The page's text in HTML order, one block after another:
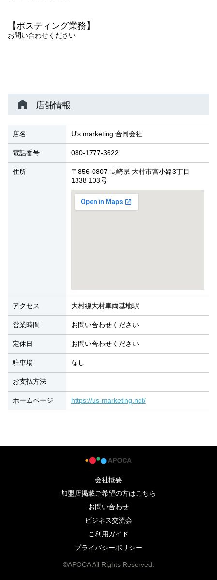
【ポスティング業務】
お問い合わせください
店舗情報
店名 U's marketing 合同会社
電話番号 080-1777-3622
住所
〒856-0807 長崎県 大村市宮小路3丁目
1338 103号
アクセス 大村線大村車両基地駅
営業時間 お問い合わせください
定休日 お問い合わせください
駐車場 なし
お支払方法
ホームページ https://us-marketing.net/
会社概要
加盟店掲載ご希望の方はこちら
お問い合わせ
ビジネス交流会
ご利用ガイド
プライバシーポリシー
©APOCA All Rights Reserved.